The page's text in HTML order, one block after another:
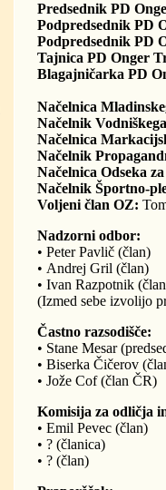
Predsednik PD
Podpredsednik PD
Podpredsednik PD
Tajnica PD Onger
Blagajničarka PD
Načelnica
Načelnik
Načelnica
Načelnik
Načelnica Odseka
Načelnik Športno-
Voljeni član OZ:
Nadzorni odbor:
• Peter Pavlič (član)
• Andrej Gril (član)
• Ivan Razpotnik
(Izmed sebe izvolijo
Častno razsodišče:
• Stane Mesar
• Biserka Čičerov
• Jože Cof (član ČR)
Komisija za odličja
• Emil Pevec (član)
• ? (članica)
• ? (član)